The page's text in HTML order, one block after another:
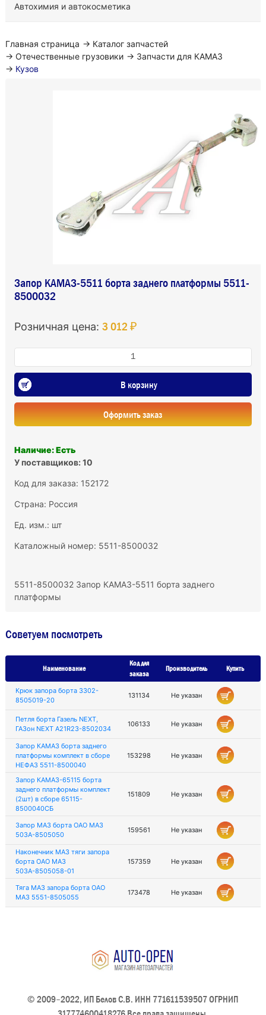
Автохимия и автокосметика
Главная страница → Каталог запчастей
→ Отечественные грузовики → Запчасти для КАМАЗ
→ Кузов
Запор КАМАЗ-5511 борта заднего платформы 5511-
8500032
Розничная цена: 3 012 ₽
В корзину
Оформить заказ
Наличие: Есть
У поставщиков: 10
Код для заказа: 152172
Страна: Россия
Ед. изм.: шт
Каталожный номер: 5511-8500032
5511-8500032 Запор КАМАЗ-5511 борта заднего
платформы
Советуем посмотреть
Наименование
Код для
заказа
Производитель Купить
Крюк запора борта 3302-
8505019-20
131134 Не указан
Петля борта Газель NEXT,
ГАЗон NEXT A21R23-8502034
106133 Не указан
Запор КАМАЗ борта заднего
платформы комплект в сборе
НЕФАЗ 5511-8500040
153298 Не указан
Запор КАМАЗ-65115 борта
заднего платформы комплект
(2шт) в сборе 65115-
8500040СБ
151809 Не указан
Запор МАЗ борта ОАО МАЗ
503А-8505050
159561 Не указан
Наконечник МАЗ тяги запора
борта ОАО МАЗ
503А-8505058-01
157359 Не указан
Тяга МАЗ запора борта ОАО
МАЗ 5551-8505055
173478 Не указан
© 2009–2022, ИП Белов С.В. ИНН 771611539507 ОГРНИП